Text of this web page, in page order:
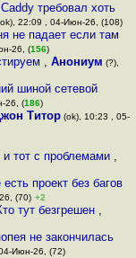
требовал хоть
22:09 , 04-Июн-26, (108)
не падает если там
26, (156)
, Анониум (?),
шиной сетевой
26, (186)
Титор(ok), 10:23 , 05-
тот с проблемами ,
проект без багов
(70) +2
тут безгрешен ,
не закончилась
Июн-26, (72)